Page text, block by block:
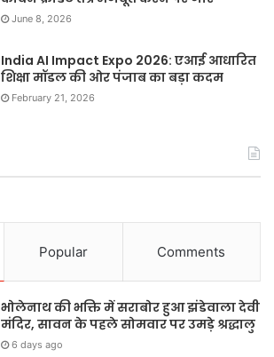
June 8, 2026
India AI Impact Expo 2026: एआई आधारित
शिक्षा मॉडल की ओर पंजाब का बड़ा कदम
February 21, 2026
Popular Comments
भोलेनाथ की भक्ति में सराबोर हुआ झंडेवाला देवी
मंदिर, सावन के पहले सोमवार पर उमड़े श्रद्धालु
6 days ago